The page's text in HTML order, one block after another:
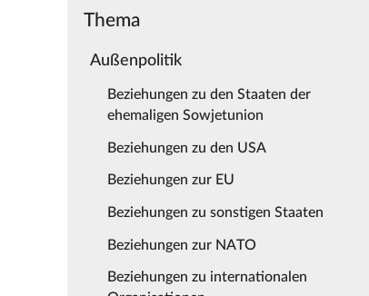
Thema
Außenpolitik
Beziehungen zu den Staaten der
ehemaligen Sowjetunion
Beziehungen zu den USA
Beziehungen zur EU
Beziehungen zu sonstigen Staaten
Beziehungen zur NATO
Beziehungen zu internationalen